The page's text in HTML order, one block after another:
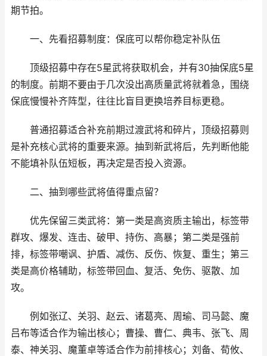
期节拍。
一、先看招募制度：保底可以帮你稳定补队伍
顶级招募中存在5星武将获取机会，并有30抽保底5星
的制度。前期不要由于几次没出高质量武将就着急，围绕
保底慢慢补齐阵型，往往比盲目更换培养目标更稳。
普通招募适合补充前期过渡武将和碎片，顶级招募则
是补充核心武将的重要来源。抽到新武将后，先判断他能
不能填补队伍短板，再决定是否投入资源。
二、抽到哪些武将值得重点留？
优先保留三类武将：第一类是高资质主输出，标签带
群攻、爆发、连击、破甲、持伤、高暴；第二类是强前
排，标签带嘲讽、护盾、减伤、反伤、恢复、重生；第三
类是高价格辅助，标签带回血、复活、免伤、驱散、加
攻。
例如张辽、关羽、赵云、诸葛亮、周瑜、司马懿、魔
吕布等适合作为输出核心；曹操、曹仁、典韦、张飞、周
泰、神关羽、魔董卓等适合作为前排核心；刘备、荀攸、